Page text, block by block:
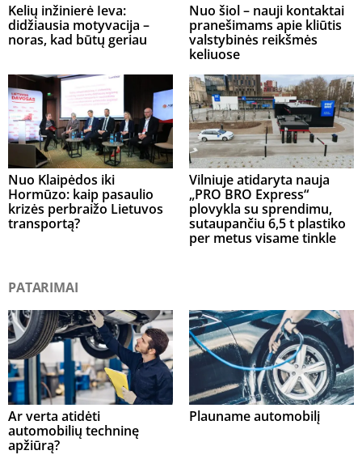
Kelių inžinierė Ieva:
didžiausia motyvacija –
noras, kad būtų geriau
Nuo šiol – nauji kontaktai
pranešimams apie kliūtis
valstybinės reikšmės
keliuose
Nuo Klaipėdos iki
Hormūzo: kaip pasaulio
krizės perbraižo Lietuvos
transportą?
Vilniuje atidaryta nauja
„PRO BRO Express“
plovykla su sprendimu,
sutaupančiu 6,5 t plastiko
per metus visame tinkle
PATARIMAI
Ar verta atidėti
automobilių techninę
apžiūrą?
Plauname automobilį